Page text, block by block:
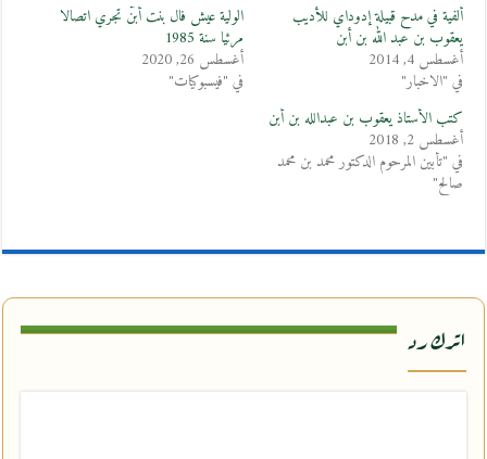
ألفية في مدح قبيلة إدوداي للأديب
يعقوب بن عبد الله بن أبن
أغسطس 4, 2014
في "الاخبار"
الولية عيش فال بنت أبُنْ تجري اتصالا
مرئيا سنة 1985
أغسطس 26, 2020
في "فيسبوكيات"
كتب الأستاذ يعقوب بن عبدالله بن أبن
أغسطس 2, 2018
في "تأبين المرحوم الدكتور محمد بن محمد
صالح"
اترك رد